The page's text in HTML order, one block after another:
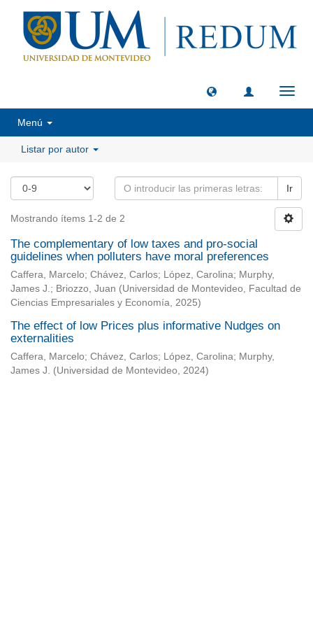
Menú
Listar por autor
Ir
Mostrando ítems 1-2 de 2
The complementary of low taxes and pro-social
guidelines when polluters have moral preferences
Caffera, Marcelo; Chávez, Carlos; López, Carolina; Murphy,
James J.; Briozzo, Juan (Universidad de Montevideo, Facultad de
Ciencias Empresariales y Economía, 2025)
The effect of low Prices plus informative Nudges on
externalities
Caffera, Marcelo; Chávez, Carlos; López, Carolina; Murphy,
James J. (Universidad de Montevideo, 2024)